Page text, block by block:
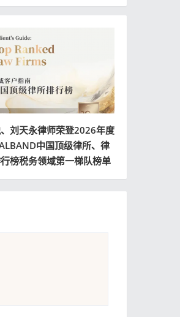
刘天永律师荣登2026年度
中国顶级律所、律
榜税务领域第一梯队榜单